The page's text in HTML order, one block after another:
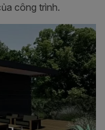
công trình.